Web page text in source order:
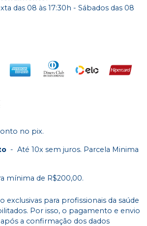
das 08 às 17:30h - Sábados das 08
no pix.
- Até 10x sem juros. Parcela Minima
mínima de R$200,00.
exclusivas para profissionais da saúde
Por isso, o pagamento e envio
a confirmação dos dados